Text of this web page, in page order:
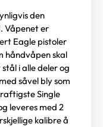
den
Våpenet er
Eagle pistoler
håndvåpen skal
i alle deler og
såvel bly som
Single
leveres med 2
kalibre å